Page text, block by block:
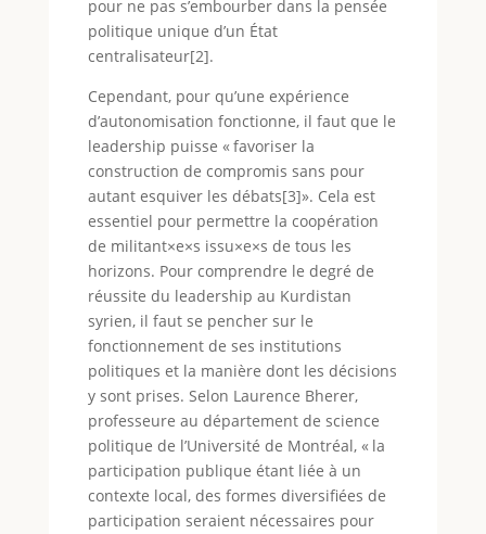
pour ne pas s’embourber dans la pensée
politique unique d’un État
centralisateur[2].
Cependant, pour qu’une expérience
d’autonomisation fonctionne, il faut que le
leadership puisse « favoriser la
construction de compromis sans pour
autant esquiver les débats[3]». Cela est
essentiel pour permettre la coopération
de militant×e×s issu×e×s de tous les
horizons. Pour comprendre le degré de
réussite du leadership au Kurdistan
syrien, il faut se pencher sur le
fonctionnement de ses institutions
politiques et la manière dont les décisions
y sont prises. Selon Laurence Bherer,
professeure au département de science
politique de l’Université de Montréal, « la
participation publique étant liée à un
contexte local, des formes diversifiées de
participation seraient nécessaires pour